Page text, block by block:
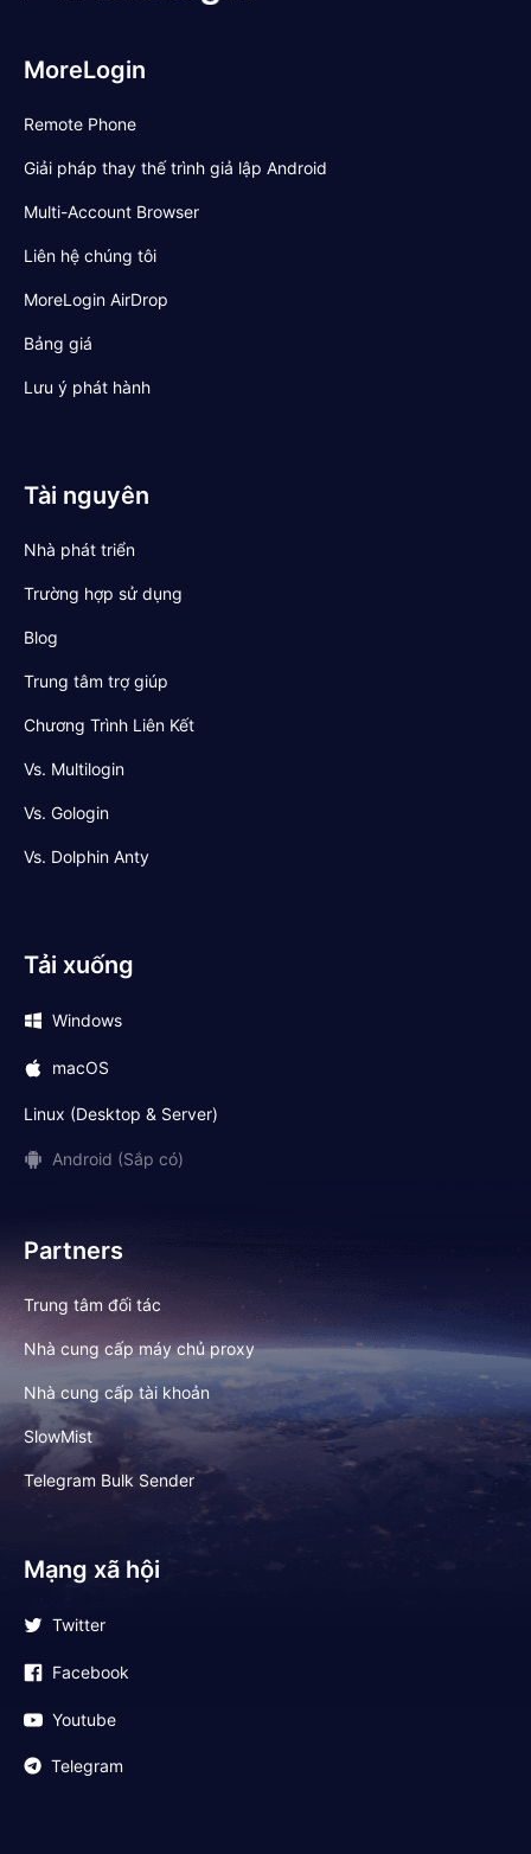
MoreLogin
Remote Phone
Giải pháp thay thế trình giả lập Android
Multi-Account Browser
Liên hệ chúng tôi
MoreLogin AirDrop
Bảng giá
Lưu ý phát hành
Tài nguyên
Nhà phát triển
Trường hợp sử dụng
Blog
Trung tâm trợ giúp
Chương Trình Liên Kết
Vs. Multilogin
Vs. Gologin
Vs. Dolphin Anty
Tải xuống
Windows
macOS
Linux (Desktop & Server)
Android (Sắp có)
Partners
Trung tâm đối tác
Nhà cung cấp máy chủ proxy
Nhà cung cấp tài khoản
SlowMist
Telegram Bulk Sender
Mạng xã hội
Twitter
Facebook
Youtube
Telegram